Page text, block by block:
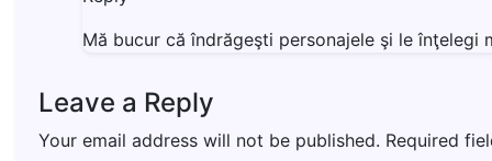
Mă bucur că îndrăgeşti personajele şi le
Leave a Reply
Your email address will not be published. Required